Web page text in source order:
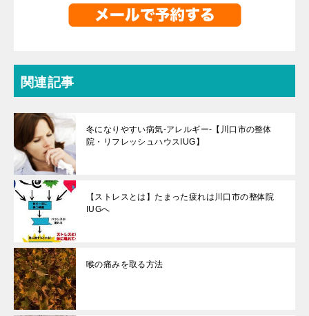
関連記事
冬になりやすい病気-アレルギー-【川口市の整体
院・リフレッシュハウスIUG】
【ストレスとは】たまった疲れは川口市の整体院
IUGへ
喉の痛みを取る方法